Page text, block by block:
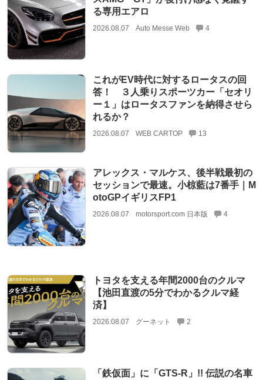
る専用エアロ
2026.08.07 Auto Messe Web 4
これがEV時代に対するロータスの回
答！ ３人乗りスポーツカー「セオリ
ー１」はロータスファンを納得させら
れるか？
2026.08.07 WEB CARTOP 13
アレックス・マルケス、後半戦最初の
セッションで最速。小椋藍は7番手｜M
otoGPイギリスFP1
2026.08.07 motorsport.com 日本版 4
トヨタを支える年間2000台のクルマ
【池田直渡の5分でわかるクルマ経
済】
2026.08.07 グーネット 2
「鉄仮面」に「GTS-R」!! 伝説の名車